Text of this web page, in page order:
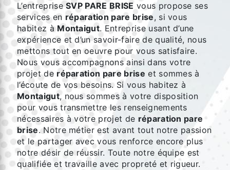
L’entrepriseSVP PARE BRISE vous propose ses
services en réparation pare brise, si vous
habitez à Montaigut. Entreprise usant d’une
expérience et d’un savoir-faire de qualité, nous
mettons tout en oeuvre pour vous satisfaire.
Nous vous accompagnons ainsi dans votre
projet de réparation pare brise et sommes à
l’écoute de vos besoins. Si vous habitez à
Montaigut, nous sommes à votre disposition
pour vous transmettre les renseignements
nécessaires à votre projet de réparation pare
brise. Notre métier est avant tout notre passion
et le partager avec vous renforce encore plus
notre désir de réussir. Toute notre équipe est
qualifiée et travaille avec propreté et rigueur.